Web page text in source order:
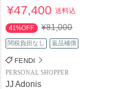
¥47,400送料込
41%OFF ¥81,000
関税負担なし 返品補償
FENDI
PERSONAL SHOPPER
JJ Adonis